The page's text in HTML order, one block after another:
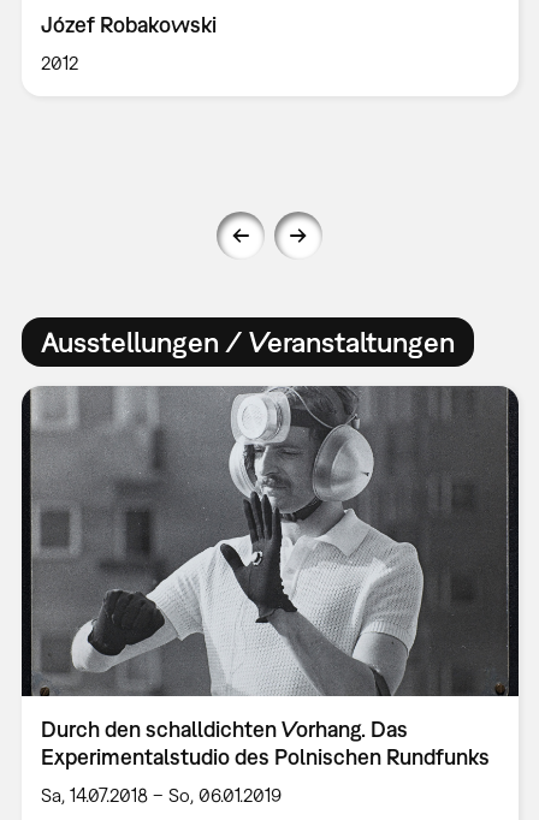
Józef Robakowski
2012
Ausstellungen / Veranstaltungen
Durch den schalldichten Vorhang. Das
Experimentalstudio des Polnischen Rundfunks
Sa, 14.07.2018 – So, 06.01.2019